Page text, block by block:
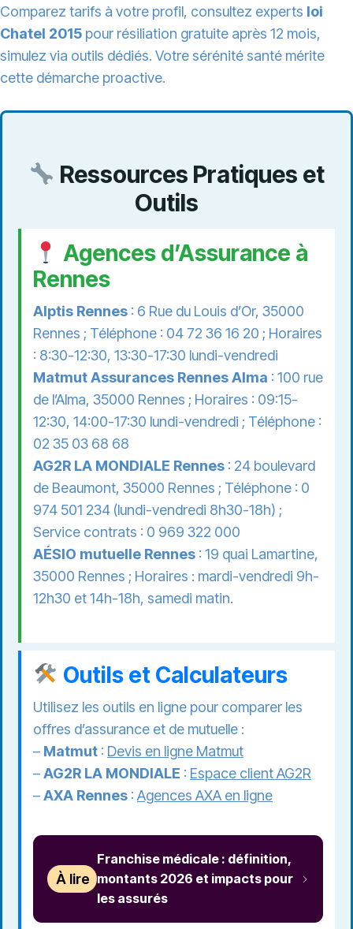
Comparez tarifs à votre profil, consultez experts loi
Chatel 2015 pour résiliation gratuite après 12 mois,
simulez via outils dédiés. Votre sérénité santé mérite
cette démarche proactive.
Ressources Pratiques et
Outils
Agences d’Assurance à
Rennes
Alptis Rennes : 6 Rue du Louis d’Or, 35000
Rennes ; Téléphone : 04 72 36 16 20 ; Horaires
: 8:30-12:30, 13:30-17:30 lundi-vendredi
Matmut Assurances Rennes Alma : 100 rue
de l’Alma, 35000 Rennes ; Horaires : 09:15-
12:30, 14:00-17:30 lundi-vendredi ; Téléphone :
02 35 03 68 68
AG2R LA MONDIALE Rennes : 24 boulevard
de Beaumont, 35000 Rennes ; Téléphone : 0
974 501 234 (lundi-vendredi 8h30-18h) ;
Service contrats : 0 969 322 000
AÉSIO mutuelle Rennes : 19 quai Lamartine,
35000 Rennes ; Horaires : mardi-vendredi 9h-
12h30 et 14h-18h, samedi matin.
Outils et Calculateurs
Utilisez les outils en ligne pour comparer les
offres d’assurance et de mutuelle :
– Matmut : Devis en ligne Matmut
–AG2R LA MONDIALE : Espace client AG2R
–AXA Rennes : Agences AXA en ligne
À lire
Franchise médicale : définition,
montants 2026 et impacts pour
les assurés